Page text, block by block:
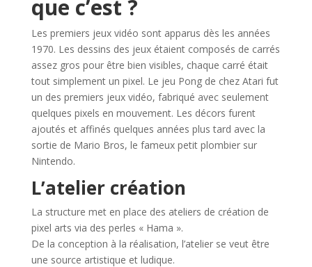
que c’est ?
Les premiers jeux vidéo sont apparus dès les années
1970. Les dessins des jeux étaient composés de carrés
assez gros pour être bien visibles, chaque carré était
tout simplement un pixel. Le jeu Pong de chez Atari fut
un des premiers jeux vidéo, fabriqué avec seulement
quelques pixels en mouvement. Les décors furent
ajoutés et affinés quelques années plus tard avec la
sortie de Mario Bros, le fameux petit plombier sur
Nintendo.
L’atelier création
La structure met en place des ateliers de création de
pixel arts via des perles « Hama ».
De la conception à la réalisation, l’atelier se veut être
une source artistique et ludique.